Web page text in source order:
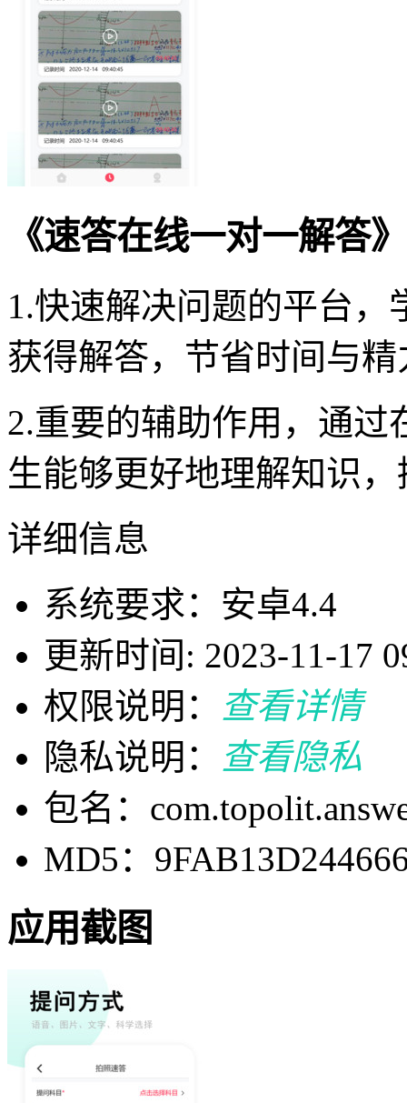
《速答在线一对一解答
1.快速解决问题的平台
获得解答，节省时间与精
2.重要的辅助作用，通
生能够更好地理解知识
详细信息
系统要求：安卓4.4
更新时间: 2023-11-17
权限说明：
查看详情
隐私说明：
查看隐私
包名：
MD5：
应用截图